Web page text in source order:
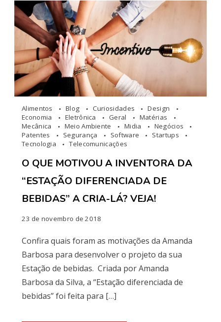
Alimentos Blog Curiosidades
Design
Economia
Eletrônica Geral
Matérias
Mecânica
Meio Ambiente Midia
Negócios
Patentes
Segurança Software
Startups
Tecnologia
Telecomunicações
O QUE MOTIVOU A INVENTORA DA
“ESTAÇÃO DIFERENCIADA DE
BEBIDAS” A CRIA-LÁ? VEJA!
23 de novembro de 2018
Confira quais foram as motivações da Amanda
Barbosa para desenvolver o projeto da sua
Estação de bebidas. Criada por Amanda
Barbosa da Silva, a “Estação diferenciada de
bebidas” foi feita para […]